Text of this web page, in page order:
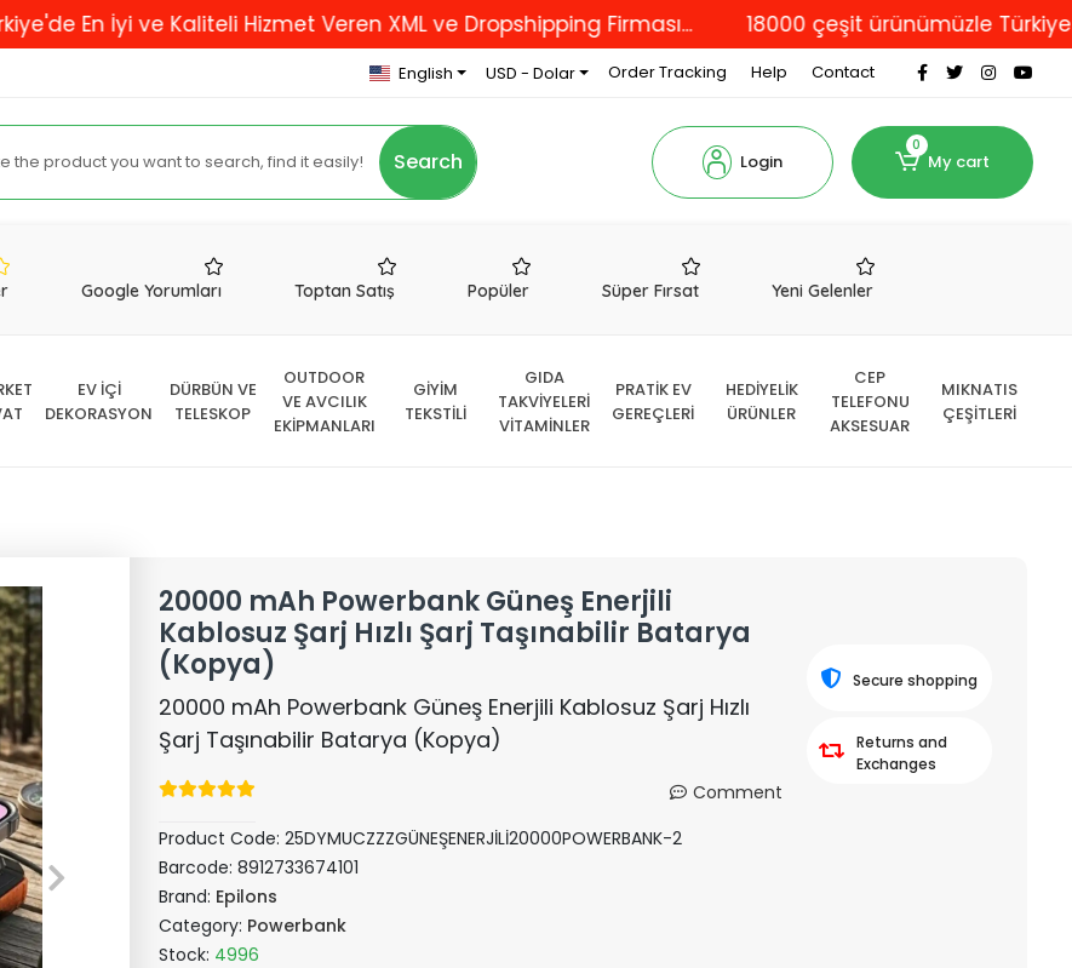
İyi ve Kaliteli Hizmet Veren XML ve Dropshipping Firması... 18000 çeşit ürünümüzle Türkiye'nin
English USD - Dolar Order Tracking Help Contact
Search Login
0
My cart
Google Yorumları Toptan Satış Popüler Süper Fırsat Yeni Gelenler
EV İÇİ
DEKORASYON
DÜRBÜN VE
TELESKOP
OUTDOOR
VE AVCILIK
EKİPMANLARI
GİYİM
TEKSTİLİ
GIDA
TAKVİYELERİ
VİTAMİNLER
PRATİK EV
GEREÇLERİ
HEDİYELİK
ÜRÜNLER
CEP
TELEFONU
AKSESUAR
MIKNATIS
ÇEŞİTLERİ
20000 mAh Powerbank Güneş Enerjili
Kablosuz Şarj Hızlı Şarj Taşınabilir Batarya
(Kopya)
20000 mAh Powerbank Güneş Enerjili Kablosuz Şarj Hızlı
Şarj Taşınabilir Batarya (Kopya)
Comment
Product Code:25DYMUCZZZGÜNEŞENERJİLİ20000POWERBANK-2
Barcode:8912733674101
Brand: Epilons
Category: Powerbank
Stock: 4996
Secure shopping
Returns and
Exchanges